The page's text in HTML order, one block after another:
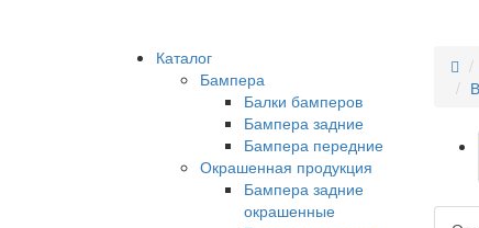
Каталог
Бампера
Балки бамперов
Бампера задние
Бампера передние
Окрашенная продукция
Бампера задние
окрашенные